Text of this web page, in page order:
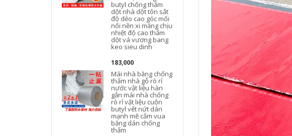
butyl chống thấm
dột nhà dột tôn sắt
độ dẻo cao góc mối
nối nền xi măng chịu
nhiệt độ cao thấm
dột vá vương bang
keo sieu dinh
183,000
Mái nhà băng chống
thấm nhà gỗ rò rỉ
nước vật liệu hàn
gắn mái nhà chống
rò rỉ vật liệu cuộn
butyl vết nứt dán
mạnh mẽ cắm vua
băng dán chống
thấm
nước giá bao nhiêu
Three Cây Mái nhà
Chất liệu bẫy không
thấm nước Băng
chống nước Rụng
mái chắc chắn Tube
Plug-off-butyl băng
keo chống thấm
20cm
269,000
Băng dính chống
thấm mái nhà băng
keo chống nước
chính hãng